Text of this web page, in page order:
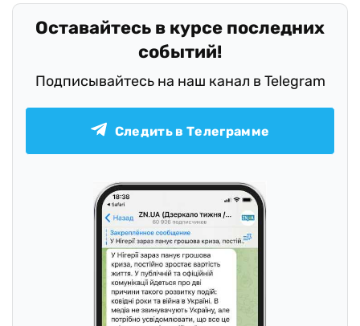
Оставайтесь в курсе последних
событий!
Подписывайтесь на наш канал в Telegram
Следить в Телеграмме